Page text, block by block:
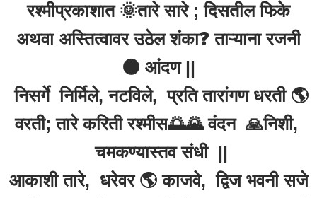
रश्मीप्रकाशात 🌞तारे सारे ; दिसतील फिके
अथवा अस्तित्वावर उठेल शंका❓ ताऱ्याना रजनी
🌑 आंदण ||
निसर्गे निर्मिले, नटविले, प्रति तारांगण धरती 🌎
वरती; तारे करिती रश्मीस🌅🌄 वंदन 🙏निशी,
चमकण्यास्तव संधी ||
आकाशी तारे, धरेवर 🌎 काजवे, द्विज भवनी सजे